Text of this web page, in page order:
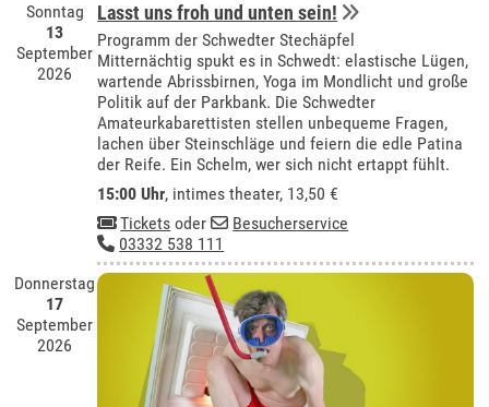
Sonntag
13
September
2026
Lasst uns froh und unten sein!
Programm der Schwedter Stechäpfel
Mitternächtig spukt es in Schwedt: elastische Lügen,
wartende Abrissbirnen, Yoga im Mondlicht und große
Politik auf der Parkbank. Die Schwedter
Amateurkabarettisten stellen unbequeme Fragen,
lachen über Steinschläge und feiern die edle Patina
der Reife. Ein Schelm, wer sich nicht ertappt fühlt.
15:00 Uhr, intimes theater, 13,50 €
Tickets oder
Besucherservice
03332 538 111
Donnerstag
17
September
2026